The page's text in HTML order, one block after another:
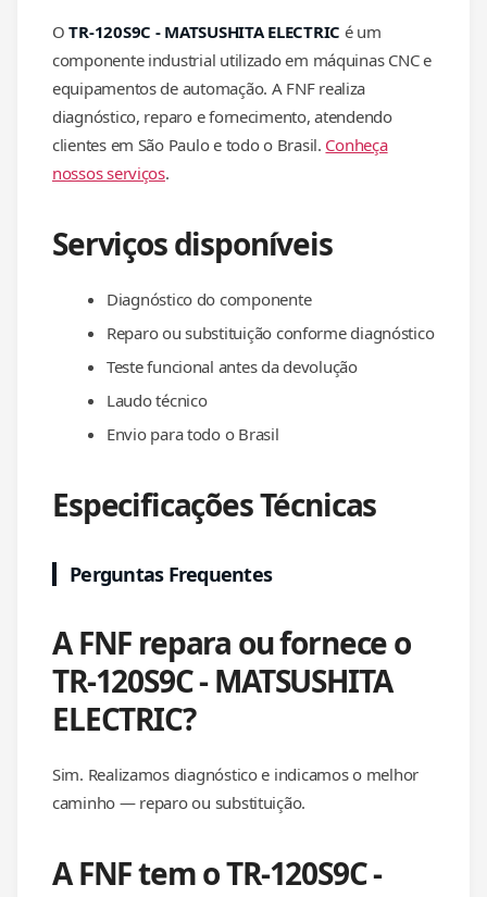
OTR-120S9C - MATSUSHITA ELECTRIC é um
componente industrial utilizado em máquinas CNC e
equipamentos de automação. A FNF realiza
diagnóstico, reparo e fornecimento, atendendo
clientes em São Paulo e todo o Brasil. Conheça
nossos serviços.
Serviços disponíveis
Diagnóstico do componente
Reparo ou substituição conforme diagnóstico
Teste funcional antes da devolução
Laudo técnico
Envio para todo o Brasil
Especificações Técnicas
Perguntas Frequentes
A FNF repara ou fornece o
TR-120S9C - MATSUSHITA
ELECTRIC?
Sim. Realizamos diagnóstico e indicamos o melhor
caminho — reparo ou substituição.
A FNF tem o TR-120S9C -